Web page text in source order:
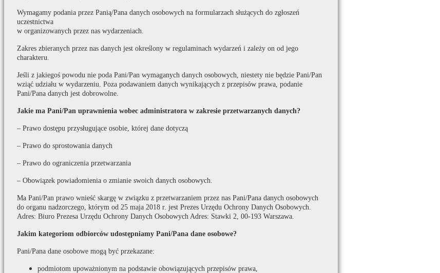
Wymagamy podania przez Panią/Pana danych osobowych na formularzach służących do zgłoszeń
uczestnictwa
w organizowanych przez nas wydarzeniach.
Zakres zbieranych przez nas danych jest określony w regulaminach wydarzeń i zależy on od jego
charakteru.
Jeśli z jakiegoś powodu nie poda Pani/Pan wymaganych danych osobowych, niestety nie będzie Pani/Pan
wziąć udziału w wydarzeniu. Poza podawaniem danych wynikających z przepisów prawa, podanie
Pani/Pana danych jest dobrowolne.
Jakie ma Pani/Pan uprawnienia wobec administratora w zakresie przetwarzanych danych?
– Prawo dostępu przysługujące osobie, której dane dotyczą
– Prawo do sprostowania danych
– Prawo do ograniczenia przetwarzania
– Obowiązek powiadomienia o zmianie swoich danych osobowych.
Ma Pani/Pan prawo wnieść skargę w związku z przetwarzaniem przez nas Pani/Pana danych osobowych
do organu nadzorczego, którym od 25 maja 2018 r. jest Prezes Urzędu Ochrony Danych Osobowych.
Adres: Biuro Prezesa Urzędu Ochrony Danych Osobowych Adres: Stawki 2, 00-193 Warszawa.
Jakim kategoriom odbiorców udostępniamy Pani/Pana dane osobowe?
Pani/Pana dane osobowe mogą być przekazane:
podmiotom upoważnionym na podstawie obowiązujących przepisów prawa,